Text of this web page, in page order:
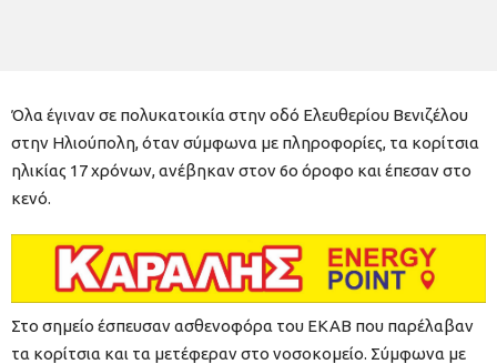
Όλα έγιναν σε πολυκατοικία στην οδό Ελευθερίου Βενιζέλου
στην Ηλιούπολη, όταν σύμφωνα με πληροφορίες, τα κορίτσια
ηλικίας 17 χρόνων, ανέβηκαν στον 6ο όροφο και έπεσαν στο
κενό.
Στο σημείο έσπευσαν ασθενοφόρα του ΕΚΑΒ που παρέλαβαν
τα κορίτσια και τα μετέφεραν στο νοσοκομείο. Σύμφωνα με